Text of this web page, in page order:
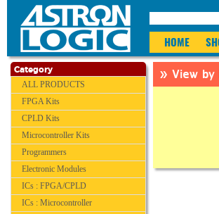
HOME
Category
ALL PRODUCTS
FPGA Kits
CPLD Kits
Microcontroller Kits
Programmers
Electronic Modules
ICs : FPGA/CPLD
ICs : Microcontroller
» View